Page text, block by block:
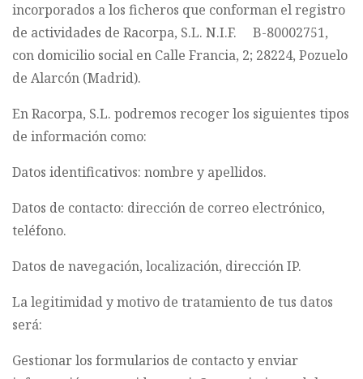
incorporados a los ficheros que conforman el registro
de actividades de Racorpa, S.L. N.I.F. B-80002751,
con domicilio social en Calle Francia, 2; 28224, Pozuelo
de Alarcón (Madrid).
En Racorpa, S.L. podremos recoger los siguientes tipos
de información como:
Datos identificativos: nombre y apellidos.
Datos de contacto: dirección de correo electrónico,
teléfono.
Datos de navegación, localización, dirección IP.
La legitimidad y motivo de tratamiento de tus datos
será:
Gestionar los formularios de contacto y enviar